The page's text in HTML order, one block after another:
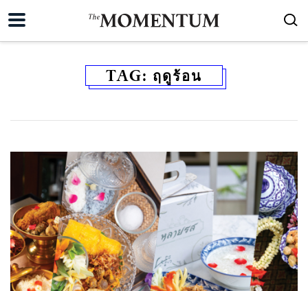
TAG: ฤดูร้อน